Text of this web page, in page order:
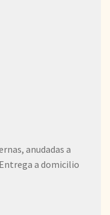
anudadas a
a domicilio